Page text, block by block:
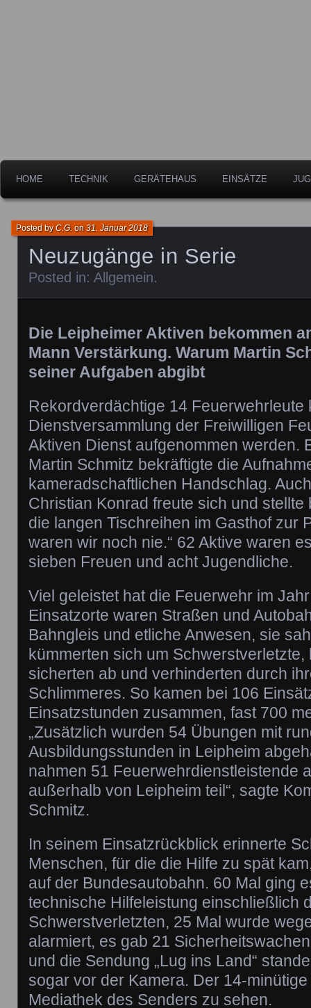
HOME TECHNIK GERÄTEHAUS EINSÄTZE
Neuzugänge in Serie
Posted byC.G. on31. Januar 2018
Posted in: Allgemein.
Die Leipheimer Aktiven bekommen
Mann Verstärkung. Warum Martin
seiner Aufgaben abgibt
Rekordverdächtige 14 Feuerwehrleute
Dienstversammlung der Freiwilligen
Aktiven Dienst aufgenommen werden.
Martin Schmitz bekräftigte die
kameradschaftlichen Handschlag.
Christian Konrad freute sich und stellte
die langen Tischreihen im Gasthof zur
waren wir noch nie.“ 62 Aktive waren
sieben Freuen und acht Jugendliche.
Viel geleistet hat die Feuerwehr im
Einsatzorte waren Straßen und
Bahngleis und etliche Anwesen, sie
kümmerten sich um Schwerstverletzte,
sicherten ab und verhinderten durch
Schlimmeres. So kamen bei 106
Einsatzstunden zusammen, fast 700
„Zusätzlich wurden 54 Übungen mit
Ausbildungsstunden in Leipheim
nahmen 51 Feuerwehrdienstleistende
außerhalb von Leipheim teil“, sagte
Schmitz.
In seinem Einsatzrückblick erinnerte
Menschen, für die die Hilfe zu spät
auf der Bundesautobahn. 60 Mal ging
technische Hilfeleistung einschließlich
Schwerstverletzten, 25 Mal wurde
alarmiert, es gab 21
und die Sendung „Lug ins Land“
sogar vor der Kamera. Der 14-
Mediathek des Senders zu sehen.